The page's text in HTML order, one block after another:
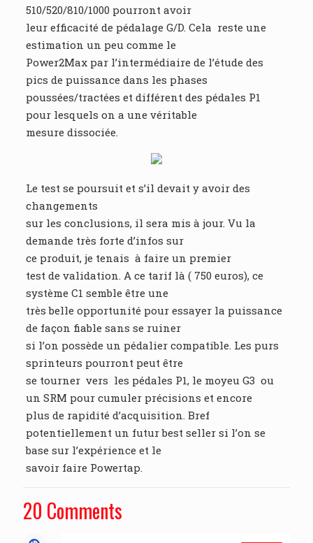
510/520/810/1000 pourront avoir
leur efficacité de pédalage G/D. Cela reste une
estimation un peu comme le
Power2Max par l’intermédiaire de l’étude des
pics de puissance dans les phases
poussées/tractées et différent des pédales P1
pour lesquels on a une véritable
mesure dissociée.
Le test se poursuit et s’il devait y avoir des
changements
sur les conclusions, il sera mis à jour. Vu la
demande très forte d’infos sur
ce produit, je tenais à faire un premier
test de validation. A ce tarif là ( 750 euros), ce
système C1 semble être une
très belle opportunité pour essayer la puissance
de façon fiable sans se ruiner
si l’on possède un pédalier compatible. Les purs
sprinteurs pourront peut être
se tourner vers les pédales P1, le moyeu G3 ou
un SRM pour cumuler précisions et encore
plus de rapidité d’acquisition. Bref
potentiellement un futur best seller si l’on se
base sur l’expérience et le
savoir faire Powertap.
20 Comments